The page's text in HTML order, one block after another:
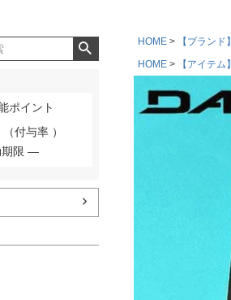
ポイント
（付与率 ）
限
HOME 【ブランド】
HOME
【アイテム】